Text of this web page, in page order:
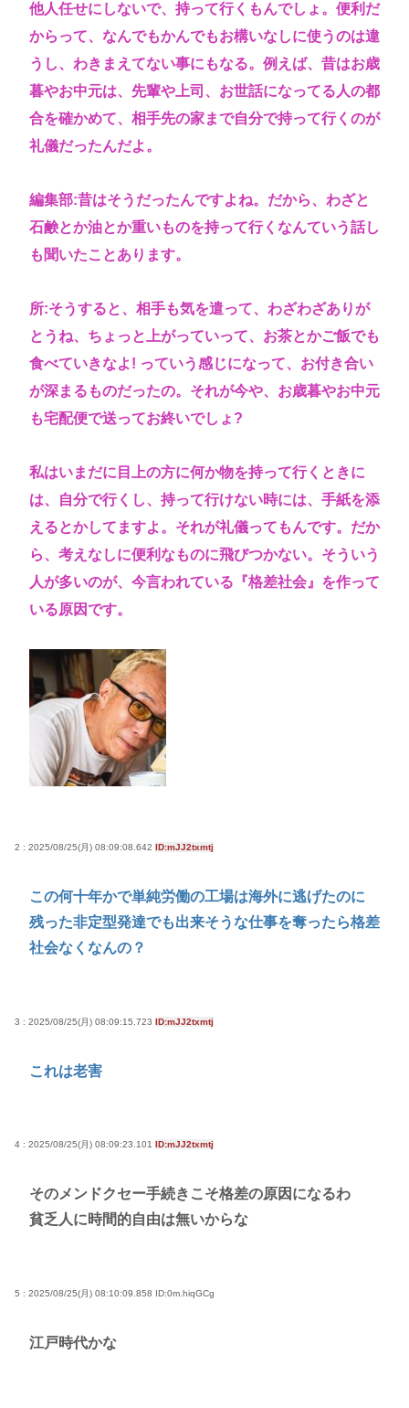
Powered by livedoor 相互RSS
他人任せにしないで、持って行くもんでしょ。便利だ
からって、なんでもかんでもお構いなしに使うのは違
うし、わきまえてない事にもなる。例えば、昔はお歳
暮やお中元は、先輩や上司、お世話になってる人の都
合を確かめて、相手先の家まで自分で持って行くのが
礼儀だったんだよ。
編集部:昔はそうだったんですよね。だから、わざと
石鹸とか油とか重いものを持って行くなんていう話し
も聞いたことあります。
所:そうすると、相手も気を遣って、わざわざありが
とうね、ちょっと上がっていって、お茶とかご飯でも
食べていきなよ! っていう感じになって、お付き合い
が深まるものだったの。それが今や、お歳暮やお中元
も宅配便で送ってお終いでしょ?
私はいまだに目上の方に何か物を持って行くときに
は、自分で行くし、持って行けない時には、手紙を添
えるとかしてますよ。それが礼儀ってもんです。だか
ら、考えなしに便利なものに飛びつかない。そういう
人が多いのが、今言われている『格差社会』を作って
いる原因です。
2 : 2025/08/25(月) 08:09:08.642 ID:mJJ2txmtj
この何十年かで単純労働の工場は海外に逃げたのに
残った非定型発達でも出来そうな仕事を奪ったら格差
社会なくなんの？
3 : 2025/08/25(月) 08:09:15.723 ID:mJJ2txmtj
これは老害
4 : 2025/08/25(月) 08:09:23.101 ID:mJJ2txmtj
そのメンドクセー手続きこそ格差の原因になるわ
貧乏人に時間的自由は無いからな
5 : 2025/08/25(月) 08:10:09.858 ID:0m.hiqGCg
江戸時代かな